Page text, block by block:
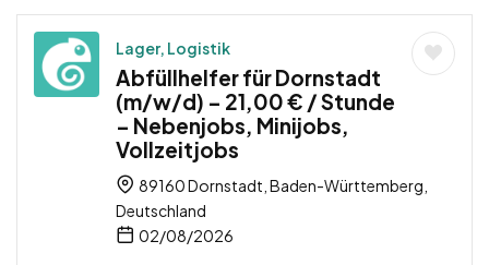
Lager, Logistik
Abfüllhelfer für Dornstadt
(m/w/d) – 21,00 € / Stunde
– Nebenjobs, Minijobs,
Vollzeitjobs
89160 Dornstadt, Baden-Württemberg,
Deutschland
02/08/2026